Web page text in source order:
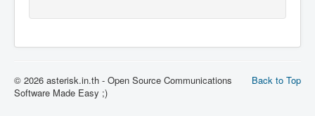
Back to Top
© 2026 asterisk.in.th - Open Source Communications
Software Made Easy ;)